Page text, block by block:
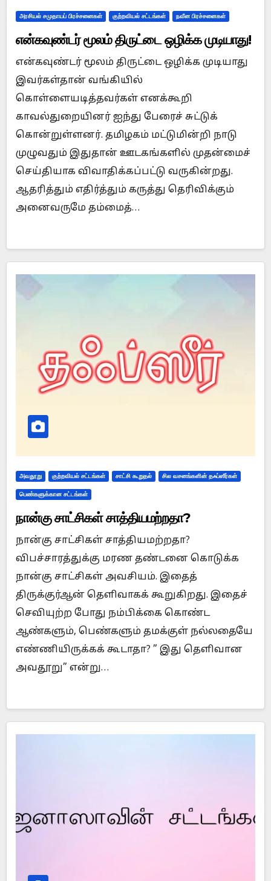
அரசியல் சமுதாயப் பிரச்சனைகள் குற்றவியல் சட்டங்கள் நவீன பிரச்சனைகள்
என்கவுண்டர் மூலம் திருட்டை ஒழிக்க முடியாது!
என்கவுண்டர் மூலம் திருட்டை ஒழிக்க முடியாது
இவர்கள்தான் வங்கியில்
கொள்ளையடித்தவர்கள் எனக்கூறி
காவல்துறையினர் ஐந்து பேரைச் சுட்டுக்
கொன்றுள்ளனர். தமிழகம் மட்டுமின்றி நாடு
முழுவதும் இதுதான் ஊடகங்களில் முதன்மைச்
செய்தியாக விவாதிக்கப்பட்டு வருகின்றது.
ஆதரித்தும் எதிர்த்தும் கருத்து தெரிவிக்கும்
அனைவருமே தம்மைத்…
அவதூறு குற்றவியல் சட்டங்கள் சாட்சி கூறுதல் சில வசனங்களின் தஃப்ஸீர்கள்
பெண்களுக்கான சட்டங்கள்
நான்கு சாட்சிகள் சாத்தியமற்றதா?
நான்கு சாட்சிகள் சாத்தியமற்றதா?
விபச்சாரத்துக்கு மரண தண்டனை கொடுக்க
நான்கு சாட்சிகள் அவசியம். இதைத்
திருக்குர்ஆன் தெளிவாகக் கூறுகிறது. இதைச்
செவியுற்ற போது நம்பிக்கை கொண்ட
ஆண்களும், பெண்களும் தமக்குள் நல்லதையே
எண்ணியிருக்கக் கூடாதா? ” இது தெளிவான
அவதூறு” என்று…